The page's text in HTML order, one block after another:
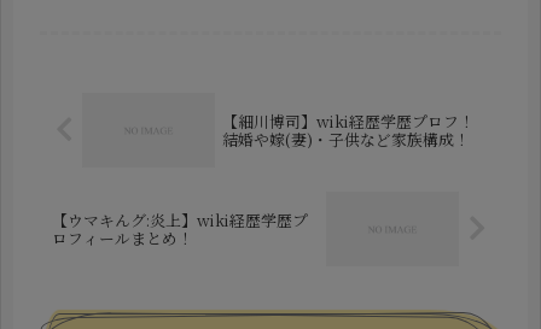
【細川博司】wiki経歴学歴プロフ！
結婚や嫁(妻)・子供など家族構成！
【ウマキんグ:炎上】wiki経歴学歴プ
ロフィールまとめ！